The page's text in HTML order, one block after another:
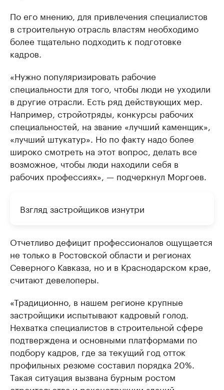
По его мнению, для привлечения специалистов
в строительную отрасль властям необходимо
более тщательно подходить к подготовке
кадров.
«Нужно популяризировать рабочие
специальности для того, чтобы люди не уходили
в другие отрасли. Есть ряд действующих мер.
Например, стройотряды, конкурсы рабочих
специальностей, на звание «лучший каменщик»,
«лучший штукатур». Но по факту надо более
широко смотреть на этот вопрос, делать все
возможное, чтобы люди находили себя в
рабочих профессиях», — подчеркнул Моргоев.
Взгляд застройщиков изнутри
Отчетливо дефицит профессионалов ощущается
не только в Ростовской области и регионах
Северного Кавказа, но и в Краснодарском крае,
считают девелоперы.
«Традиционно, в нашем регионе крупные
застройщики испытывают кадровый голод.
Нехватка специалистов в строительной сфере
подтверждена и основными платформами по
подбору кадров, где за текущий год отток
профильных резюме составил порядка 20%.
Такая ситуация вызвана бурным ростом